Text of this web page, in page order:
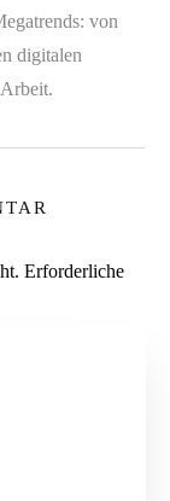
von
digitalen
Erforderliche